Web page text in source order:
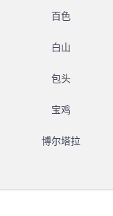
百色
白山
包头
宝鸡
博尔塔拉